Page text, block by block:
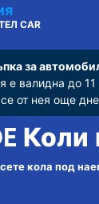
CAR
за
е валидна до 11
от нея още
кола под